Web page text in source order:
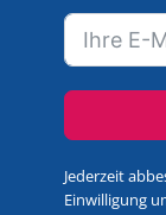
Jederzeit
Einwilligung